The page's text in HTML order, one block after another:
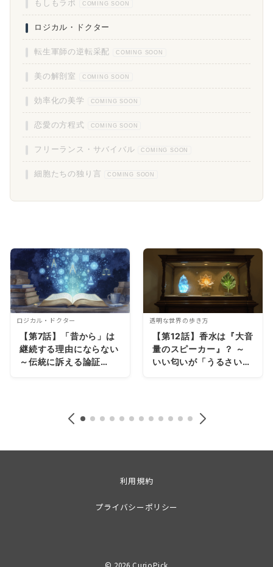
もしもラボ COMING SOON
ロジカル・ドクター
転生軍師の逆転采配 COMING SOON
美の解剖室 COMING SOON
効率化の美学 COMING SOON
恋愛の方程式 COMING SOON
フリーランス・サバイバル COMING SOON
細胞たちの独り言 COMING SOON
ロジカル・ドクター
【第7話】「昔から」は
継続する理由にならない
～伝統に訴える論証
透明な世界の歩き方
【第12話】香水は『大音
量のスピーカー』？ ～
いい匂いが「うるさい」
利用規約
プライバシーポリシー